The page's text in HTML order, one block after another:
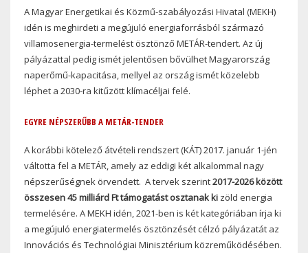
A Magyar Energetikai és Közmű-szabályozási Hivatal (MEKH)
idén is meghirdeti a megújuló energiaforrásból származó
villamosenergia-termelést ösztönző METÁR-tendert. Az új
pályázattal pedig ismét jelentősen bővülhet Magyarország
naperőmű-kapacitása, mellyel az ország ismét közelebb
léphet a 2030-ra kitűzött klímacéljai felé.
EGYRE NÉPSZERŰBB A METÁR-TENDER
A korábbi kötelező átvételi rendszert (KÁT) 2017. január 1-jén
váltotta fel a METÁR, amely az eddigi két alkalommal nagy
népszerűségnek örvendett. A tervek szerint2017-2026 között
összesen 45 milliárd Ft támogatást osztanak ki zöld energia
termelésére. A MEKH idén, 2021-ben is két kategóriában írja ki
a megújuló energiatermelés ösztönzését célzó pályázatát az
Innovációs és Technológiai Minisztérium közreműködésében.